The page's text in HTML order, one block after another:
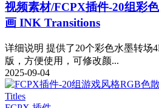
视频素材/FCPX插件-20组彩
画 INK Transitions
详细说明 提供了20个彩色水墨转场
版，方便使用，可修改颜...
2025-09-04